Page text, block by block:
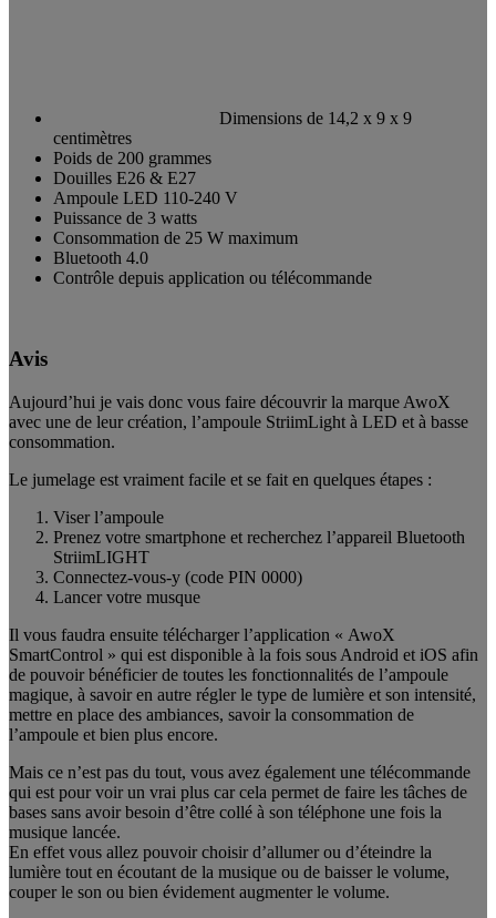
Dimensions de 14,2 x 9 x 9
centimètres
Poids de 200 grammes
Douilles E26 & E27
Ampoule LED 110-240 V
Puissance de 3 watts
Consommation de 25 W maximum
Bluetooth 4.0
Contrôle depuis application ou télécommande
Avis
Aujourd’hui je vais donc vous faire découvrir la marque AwoX
avec une de leur création, l’ampoule StriimLight à LED et à basse
consommation.
Le jumelage est vraiment facile et se fait en quelques étapes :
Viser l’ampoule
Prenez votre smartphone et recherchez l’appareil Bluetooth
StriimLIGHT
Connectez-vous-y (code PIN 0000)
Lancer votre musque
Il vous faudra ensuite télécharger l’application « AwoX
SmartControl » qui est disponible à la fois sous Android et iOS afin
de pouvoir bénéficier de toutes les fonctionnalités de l’ampoule
magique, à savoir en autre régler le type de lumière et son intensité,
mettre en place des ambiances, savoir la consommation de
l’ampoule et bien plus encore.
Mais ce n’est pas du tout, vous avez également une télécommande
qui est pour voir un vrai plus car cela permet de faire les tâches de
bases sans avoir besoin d’être collé à son téléphone une fois la
musique lancée.
En effet vous allez pouvoir choisir d’allumer ou d’éteindre la
lumière tout en écoutant de la musique ou de baisser le volume,
couper le son ou bien évidement augmenter le volume.